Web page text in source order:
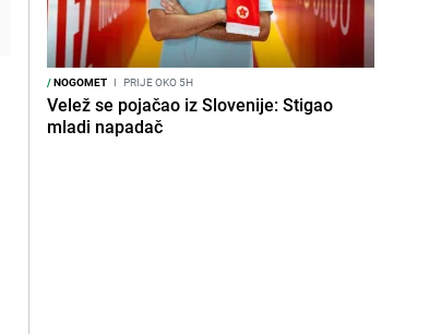
/NOGOMET I PRIJE OKO 5H
Velež se pojačao iz Slovenije: Stigao
mladi napadač